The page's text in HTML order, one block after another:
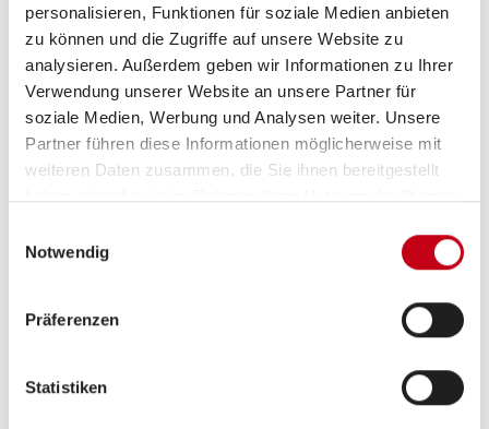
personalisieren, Funktionen für soziale Medien anbieten
zu können und die Zugriffe auf unsere Website zu
analysieren. Außerdem geben wir Informationen zu Ihrer
Verwendung unserer Website an unsere Partner für
soziale Medien, Werbung und Analysen weiter. Unsere
Partner führen diese Informationen möglicherweise mit
weiteren Daten zusammen, die Sie ihnen bereitgestellt
Notwendig
Präferenzen
Statistiken
Sicherer Umgang mit dem MS-Office Paket
Kommunikationsstärke und sehr gute
Deutschkenntnisse in Wort und Schrift
Teamfähigkeit
Bereich - gerne aber auch Einsteiger